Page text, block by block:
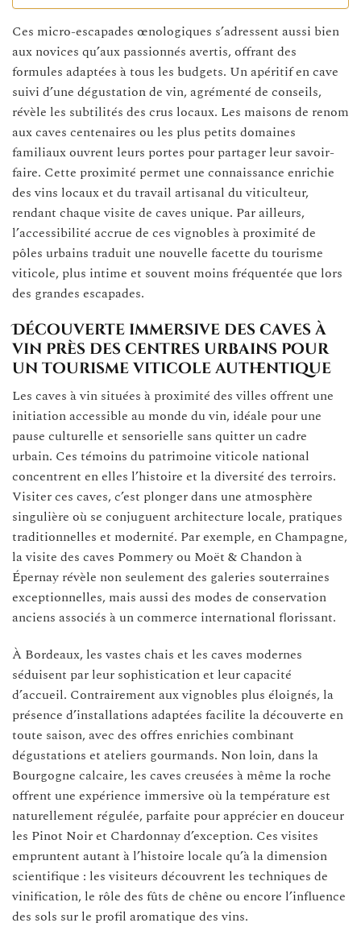
Ces micro-escapades œnologiques s’adressent aussi bien
aux novices qu’aux passionnés avertis, offrant des
formules adaptées à tous les budgets. Un apéritif en cave
suivi d’une dégustation de vin, agrémenté de conseils,
révèle les subtilités des crus locaux. Les maisons de renom
aux caves centenaires ou les plus petits domaines
familiaux ouvrent leurs portes pour partager leur savoir-
faire. Cette proximité permet une connaissance enrichie
des vins locaux et du travail artisanal du viticulteur,
rendant chaque visite de caves unique. Par ailleurs,
l’accessibilité accrue de ces vignobles à proximité de
pôles urbains traduit une nouvelle facette du tourisme
viticole, plus intime et souvent moins fréquentée que lors
des grandes escapades.
Découverte immersive des caves à
vin près des centres urbains pour
un tourisme viticole authentique
Les caves à vin situées à proximité des villes offrent une
initiation accessible au monde du vin, idéale pour une
pause culturelle et sensorielle sans quitter un cadre
urbain. Ces témoins du patrimoine viticole national
concentrent en elles l’histoire et la diversité des terroirs.
Visiter ces caves, c’est plonger dans une atmosphère
singulière où se conjuguent architecture locale, pratiques
traditionnelles et modernité. Par exemple, en Champagne,
la visite des caves Pommery ou Moët & Chandon à
Épernay révèle non seulement des galeries souterraines
exceptionnelles, mais aussi des modes de conservation
anciens associés à un commerce international florissant.
À Bordeaux, les vastes chais et les caves modernes
séduisent par leur sophistication et leur capacité
d’accueil. Contrairement aux vignobles plus éloignés, la
présence d’installations adaptées facilite la découverte en
toute saison, avec des offres enrichies combinant
dégustations et ateliers gourmands. Non loin, dans la
Bourgogne calcaire, les caves creusées à même la roche
offrent une expérience immersive où la température est
naturellement régulée, parfaite pour apprécier en douceur
les Pinot Noir et Chardonnay d’exception. Ces visites
empruntent autant à l’histoire locale qu’à la dimension
scientifique : les visiteurs découvrent les techniques de
vinification, le rôle des fûts de chêne ou encore l’influence
des sols sur le profil aromatique des vins.